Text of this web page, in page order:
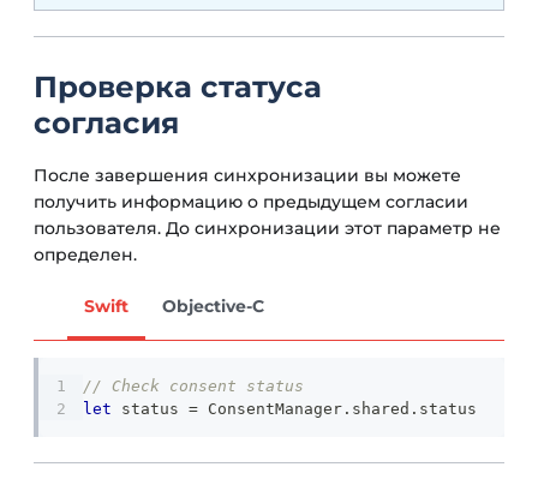
Проверка статуса
согласия
После завершения синхронизации вы можете
получить информацию о предыдущем согласии
пользователя. До синхронизации этот параметр не
определен.
Swift Objective-C
// Check consent status
let status = ConsentManager . shared . status